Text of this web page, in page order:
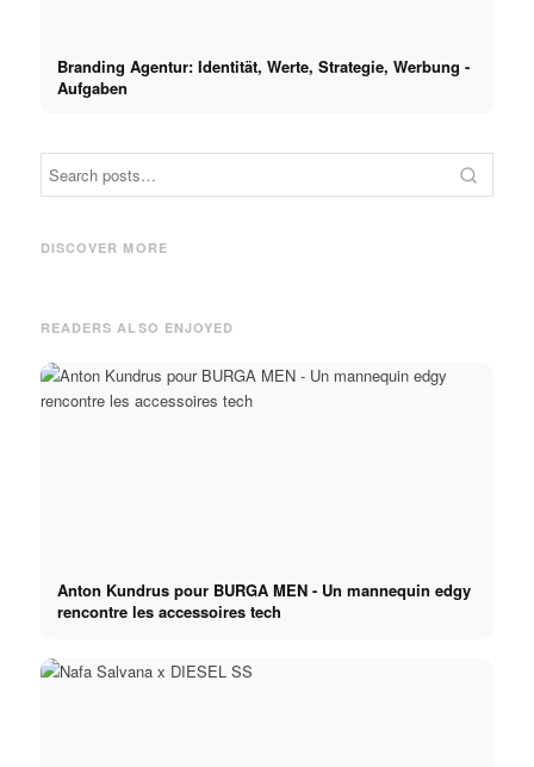
Branding Agentur: Identität, Werte, Strategie, Werbung -
Aufgaben
DISCOVER MORE
Kampagne: Brooks Brothers
Supermodel
READERS ALSO ENJOYED
Anton Kundrus pour BURGA MEN - Un mannequin edgy
rencontre les accessoires tech